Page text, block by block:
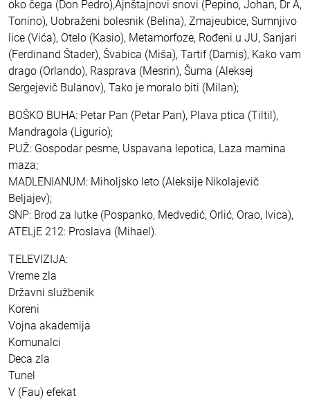
oko čega (Don Pedro),Ajnštajnovi snovi (Pepino, Johan, Dr A,
Tonino), Uobraženi bolesnik (Belina), Zmajeubice, Sumnjivo
lice (Vića), Otelo (Kasio), Metamorfoze, Rođeni u JU, Sanjari
(Ferdinand Štader), Švabica (Miša), Tartif (Damis), Kako vam
drago (Orlando), Rasprava (Mesrin), Šuma (Aleksej
Sergejevič Bulanov), Tako je moralo biti (Milan);
BOŠKO BUHA: Petar Pan (Petar Pan), Plava ptica (Tiltil),
Mandragola (Ligurio);
PUŽ: Gospodar pesme, Uspavana lepotica, Laza mamina
maza;
MADLENIANUM: Miholjsko leto (Aleksije Nikolajevič
Beljajev);
SNP: Brod za lutke (Pospanko, Medvedić, Orlić, Orao, Ivica),
ATELjE 212: Proslava (Mihael).
TELEVIZIJA:
Vreme zla
Državni službenik
Koreni
Vojna akademija
Komunalci
Deca zla
Tunel
V (Fau) efekat